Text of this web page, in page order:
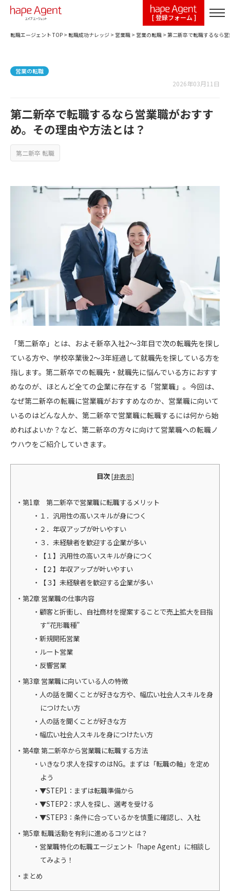
[ 登録フォーム ]
転職エージェント TOP > 転職成功ナレッジ > 営業職 > 営業の転職 > 第二新卒で転職するなら
営業の転職
2026年03月11日
第二新卒で転職するなら営業職がおすす
め。その理由や方法とは？
第二新卒 転職
「第二新卒」とは、およそ新卒入社2〜3年目で次の転職先を探し
ている方や、学校卒業後2〜3年経過して就職先を探している方を
指します。第二新卒での転職先・就職先に悩んでいる方におすす
めなのが、ほとんど全ての企業に存在する「営業職」。今回は、
なぜ第二新卒の転職に営業職がおすすめなのか、営業職に向いて
いるのはどんな人か、第二新卒で営業職に転職するには何から始
めればよいか？など、第二新卒の方々に向けて営業職への転職ノ
ウハウをご紹介していきます。
目次 [非表示]
第1章 第二新卒で営業職に転職するメリット
１．汎用性の高いスキルが身につく
２．年収アップが叶いやすい
３．未経験者を歓迎する企業が多い
【１】汎用性の高いスキルが身につく
【２】年収アップが叶いやすい
【３】未経験者を歓迎する企業が多い
第2章 営業職の仕事内容
顧客と折衝し、自社商材を提案することで売上拡大を目指
す“花形職種”
新規開拓営業
ルート営業
反響営業
第3章 営業職に向いている人の特徴
人の話を聞くことが好きな方や、幅広い社会人スキルを身
につけたい方
人の話を聞くことが好きな方
幅広い社会人スキルを身につけたい方
第4章 第二新卒から営業職に転職する方法
いきなり求人を探すのはNG。まずは「転職の軸」を定め
よう
▼STEP1：まずは転職準備から
▼STEP2：求人を探し、選考を受ける
▼STEP3：条件に合っているかを慎重に確認し、入社
第5章 転職活動を有利に進めるコツとは？
営業職特化の転職エージェント「hape Agent」に相談し
てみよう！
まとめ